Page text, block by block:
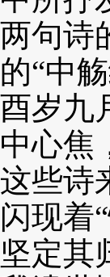
两句诗
的“中
酉岁九
中心焦
这些诗
闪现着
坚定其